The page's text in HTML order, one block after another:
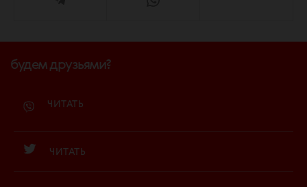
будем друзьями?
ЧИТАТЬ
ЧИТАТЬ